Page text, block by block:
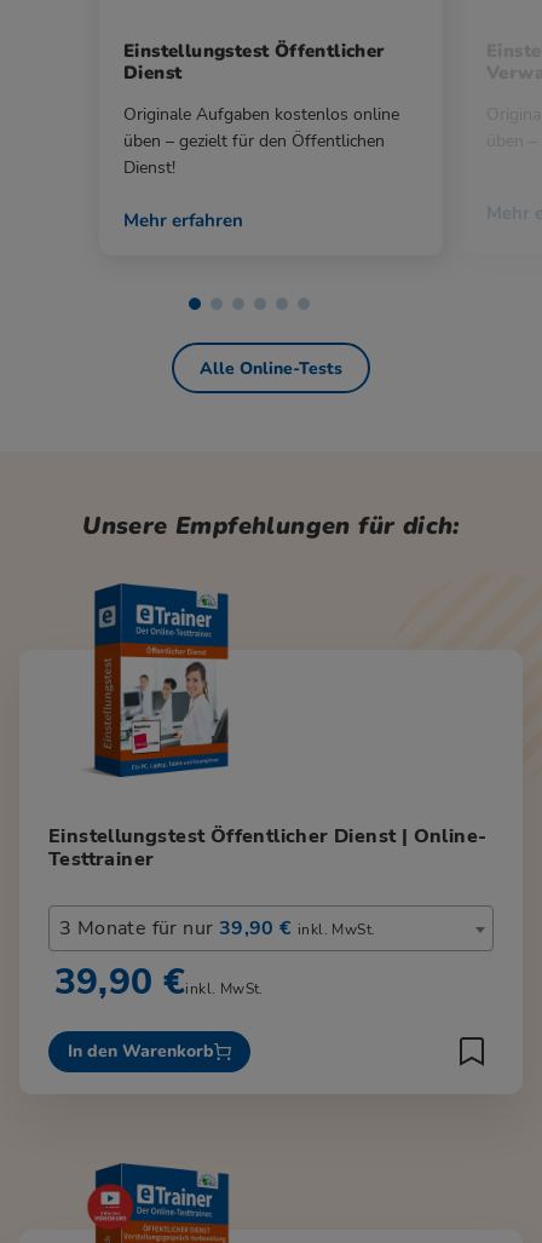
Einstellungstest Öffentlicher
Dienst
Originale Aufgaben kostenlos online
üben – gezielt für den Öffentlichen
Dienst!
Mehr erfahren Mehr
Alle Online-Tests
Unsere Empfehlungen für dich:
Einstellungstest Öffentlicher Dienst | Online-
Testtrainer
3 Monate für nur 39,90 € inkl. MwSt.
39,90 €inkl. MwSt.
In den Warenkorb